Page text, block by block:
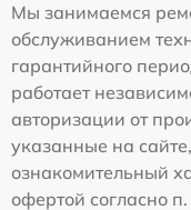
Мы занимаемся
обслуживанием
гарантийного
работает
авторизации от
указанные на
ознакомительный
офертой согласно